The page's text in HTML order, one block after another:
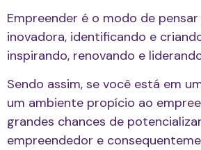
Empreender é o modo de
inovadora, identificando e
inspirando, renovando e
Sendo assim, se você está em
um ambiente propício ao
grandes chances de
empreendedor e